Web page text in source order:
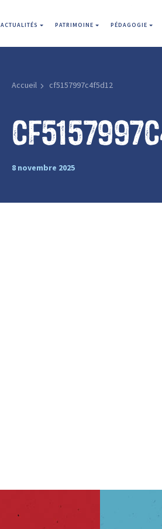
ACTUALITÉS PATRIMOINE PÉDAGOGIE
Accueil cf5157997c4f5d12
8 novembre 2025